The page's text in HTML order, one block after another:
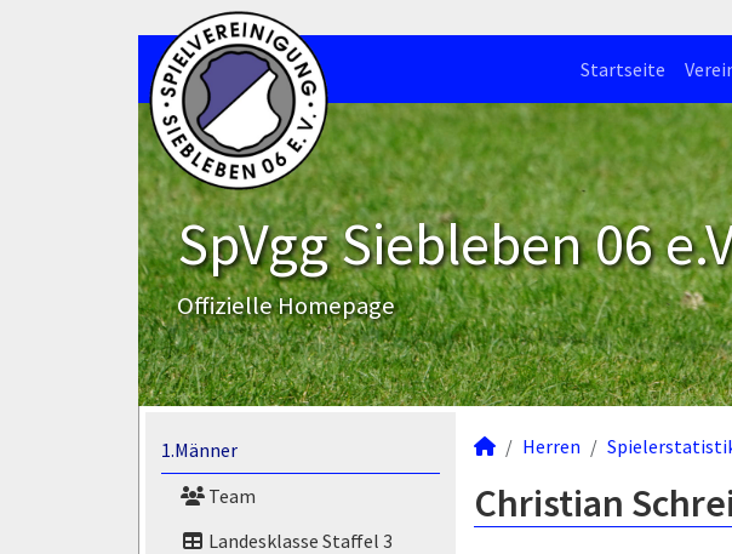
Startseite
SpVgg Siebleben 06
Offizielle Homepage
1.Männer
Team
Landesklasse Staffel 3
Herren
Christian